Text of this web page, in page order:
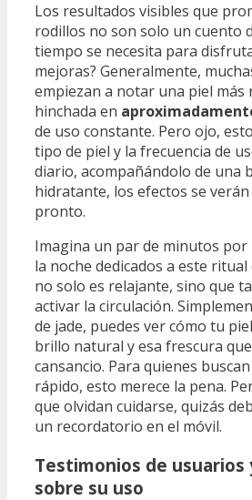
Los resultados visibles que
rodillos no son solo un cuento
tiempo se necesita para
mejoras? Generalmente,
empiezan a notar una piel más
hinchada en
de uso constante. Pero ojo,
tipo de piel y la frecuencia de
diario, acompañándolo de una
hidratante, los efectos se
pronto.
Imagina un par de minutos por
la noche dedicados a este ritual
no solo es relajante, sino que
activar la circulación.
de jade, puedes ver cómo tu
brillo natural y esa frescura
cansancio. Para quienes
rápido, esto merece la pena.
que olvidan cuidarse, quizás
un recordatorio en el móvil.
Testimonios de usuarios
sobre su uso